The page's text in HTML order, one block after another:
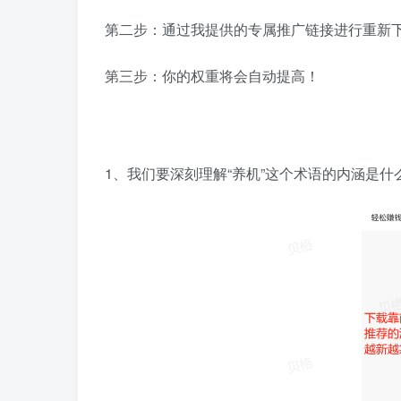
第二步：通过我提供的专属推广链接进行重新
第三步：你的权重将会自动提高！
1、我们要深刻理解“养机”这个术语的内涵是什